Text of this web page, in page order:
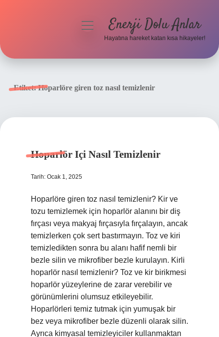
menüyüEnerji Dolu Anlar
Hayatına hareket katan kısa hikayeler!
Etiket:Hoparlöre giren toz nasıl temizlenir
Hoparlör Içi Nasıl Temizlenir
Tarih: Ocak 1, 2025
Hoparlöre giren toz nasıl temizlenir? Kir ve
tozu temizlemek için hoparlör alanını bir diş
fırçası veya makyaj fırçasıyla fırçalayın, ancak
temizlerken çok sert bastırmayın. Toz ve kiri
temizledikten sonra bu alanı hafif nemli bir
bezle silin ve mikrofiber bezle kurulayın. Kirli
hoparlör nasıl temizlenir? Toz ve kir birikmesi
hoparlör yüzeylerine de zarar verebilir ve
görünümlerini olumsuz etkileyebilir.
Hoparlörleri temiz tutmak için yumuşak bir
bez veya mikrofiber bezle düzenli olarak silin.
Ayrıca kimyasal temizleyiciler kullanmaktan